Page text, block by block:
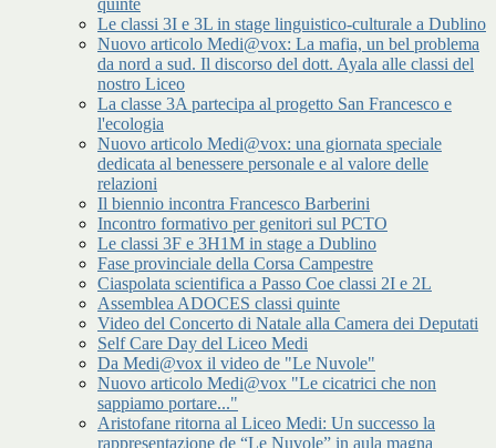
quinte
Le classi 3I e 3L in stage linguistico-culturale a Dublino
Nuovo articolo Medi@vox: La mafia, un bel problema
da nord a sud. Il discorso del dott. Ayala alle classi del
nostro Liceo
La classe 3A partecipa al progetto San Francesco e
l'ecologia
Nuovo articolo Medi@vox: una giornata speciale
dedicata al benessere personale e al valore delle
relazioni
Il biennio incontra Francesco Barberini
Incontro formativo per genitori sul PCTO
Le classi 3F e 3H1M in stage a Dublino
Fase provinciale della Corsa Campestre
Ciaspolata scientifica a Passo Coe classi 2I e 2L
Assemblea ADOCES classi quinte
Video del Concerto di Natale alla Camera dei Deputati
Self Care Day del Liceo Medi
Da Medi@vox il video de "Le Nuvole"
Nuovo articolo Medi@vox "Le cicatrici che non
sappiamo portare..."
Aristofane ritorna al Liceo Medi: Un successo la
rappresentazione de “Le Nuvole” in aula magna